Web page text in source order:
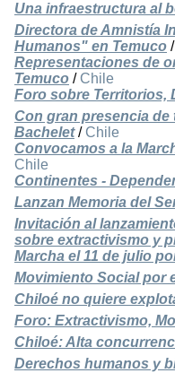
Una infraestructura al
Directora de Amnistía
Humanos" en Temuco /
Representaciones de
Temuco / Chile
Foro sobre Territorios,
Con gran presencia de
Bachelet/ Chile
Convocamos a la
Chile
Continentes -
Lanzan Memoria del
Invitación al
sobre extractivismo y
Marcha el 11 de julio
Movimiento Social por
Chiloé no quiere
Foro: Extractivismo,
Chiloé: Alta
Derechos humanos y